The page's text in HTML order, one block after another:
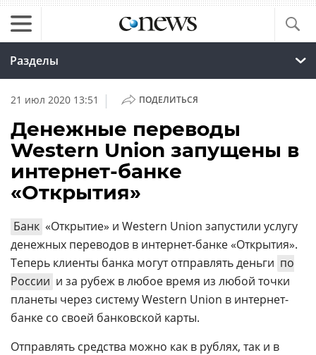
Разделы
21 июл 2020 13:51 | ПОДЕЛИТЬСЯ
Денежные переводы
Western Union запущены в
интернет-банке
«Открытия»
Банк «Открытие» и Western Union запустили услугу
денежных переводов в интернет-банке «Открытия».
Теперь клиенты банка могут отправлять деньги по
России и за рубеж в любое время из любой точки
планеты через cистему Western Union в интернет-
банке со своей банковской карты.
Отправлять средства можно как в рублях, так и в